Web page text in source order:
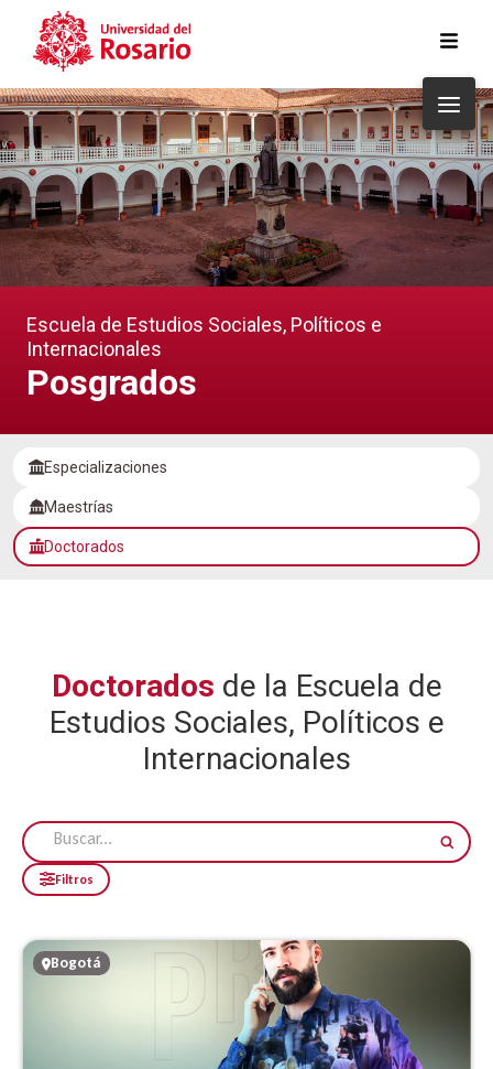
Pasar al contenido principal
Escuela de Estudios Sociales, Políticos e
Internacionales
Posgrados
Especializaciones
Maestrías
Doctorados
Doctorados de la Escuela de
Estudios Sociales, Políticos e
Internacionales
Filtros
Bogotá